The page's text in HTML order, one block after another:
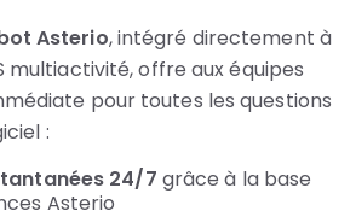
Asterio, intégré directement à
multiactivité, offre aux équipes
pour toutes les questions
:
24/7 grâce à la base
Asterio